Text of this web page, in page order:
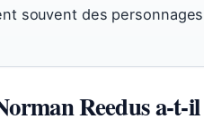
souvent des personnages
Reedus a-t-